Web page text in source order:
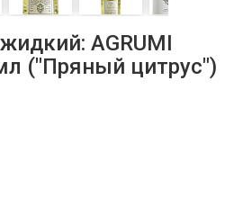
AGRUMI
("Пряный цитрус")